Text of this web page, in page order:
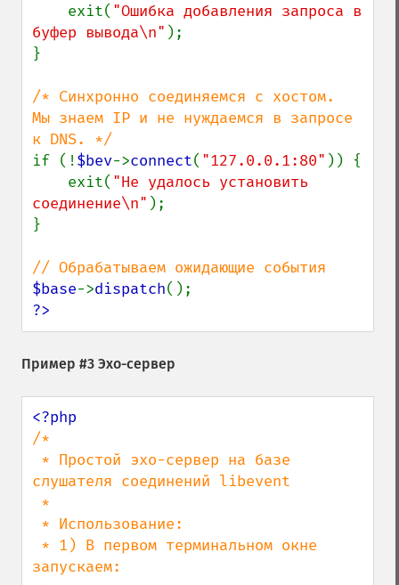
    exit(
"Ошибка добавления запроса в
буфер вывода\n" );
}
/* Синхронно соединяемся с хостом.
Мы знаем IP и не нуждаемся в запросе
if (!$bev->connect( "127.0.0.1:80" )) {
    exit(
"Не удалось установить
соединение\n" );
}
$base->dispatch
?>
Пример #3 Эхо-сервер
/*
слушателя соединений libevent
запускаем: